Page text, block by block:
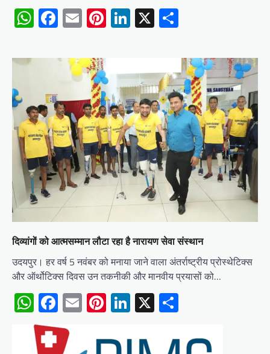
WhatsApp
Facebook
EmailPinterest
LinkedIn
X
दिव्यांगों को आत्मसम्मान लौटा रहा है नारायण सेवा संस्थान
उदयपुर। हर वर्ष 5 नवंबर को मनाया जाने वाला अंतर्राष्ट्रीय प्रोस्थेटिक्स
और ऑर्थोटिक्स दिवस उन तकनीकी और मानवीय प्रयासों को…
WhatsApp
Facebook
EmailPinterest
LinkedIn
X